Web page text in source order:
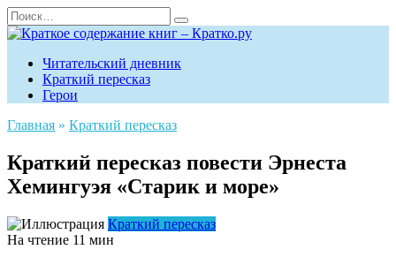
Читательский дневник
Краткий пересказ
Герои
Главная » Краткий пересказ
Краткий пересказ повести Эрнеста
Хемингуэя «Старик и море»
Краткий пересказ
На чтение 11 мин